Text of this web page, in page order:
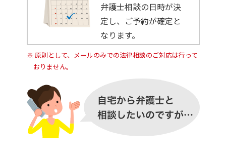
弁護士相談の日時が決
定し、ご予約が確定と
なります。
原則として、メールのみでの法律相談のご対応は行って
おりません。